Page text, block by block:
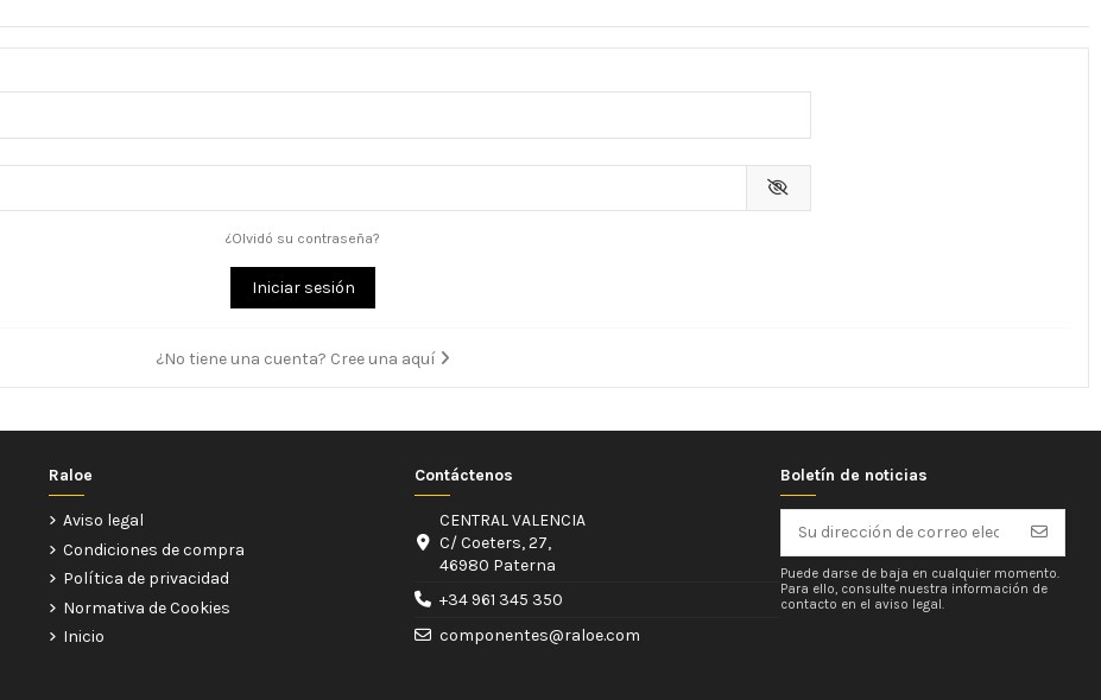
¿Olvidó su contraseña?
Iniciar sesión
¿No tiene una cuenta? Cree una aquí
Raloe
Aviso legal
Condiciones de compra
Política de privacidad
Normativa de Cookies
Inicio
Contáctenos
CENTRAL VALENCIA
C/ Coeters, 27,
46980 Paterna
+34 961 345 350
componentes@raloe.com
Boletín de noticias
Puede darse de baja en cualquier momento.
Para ello, consulte nuestra información de
contacto en el aviso legal.